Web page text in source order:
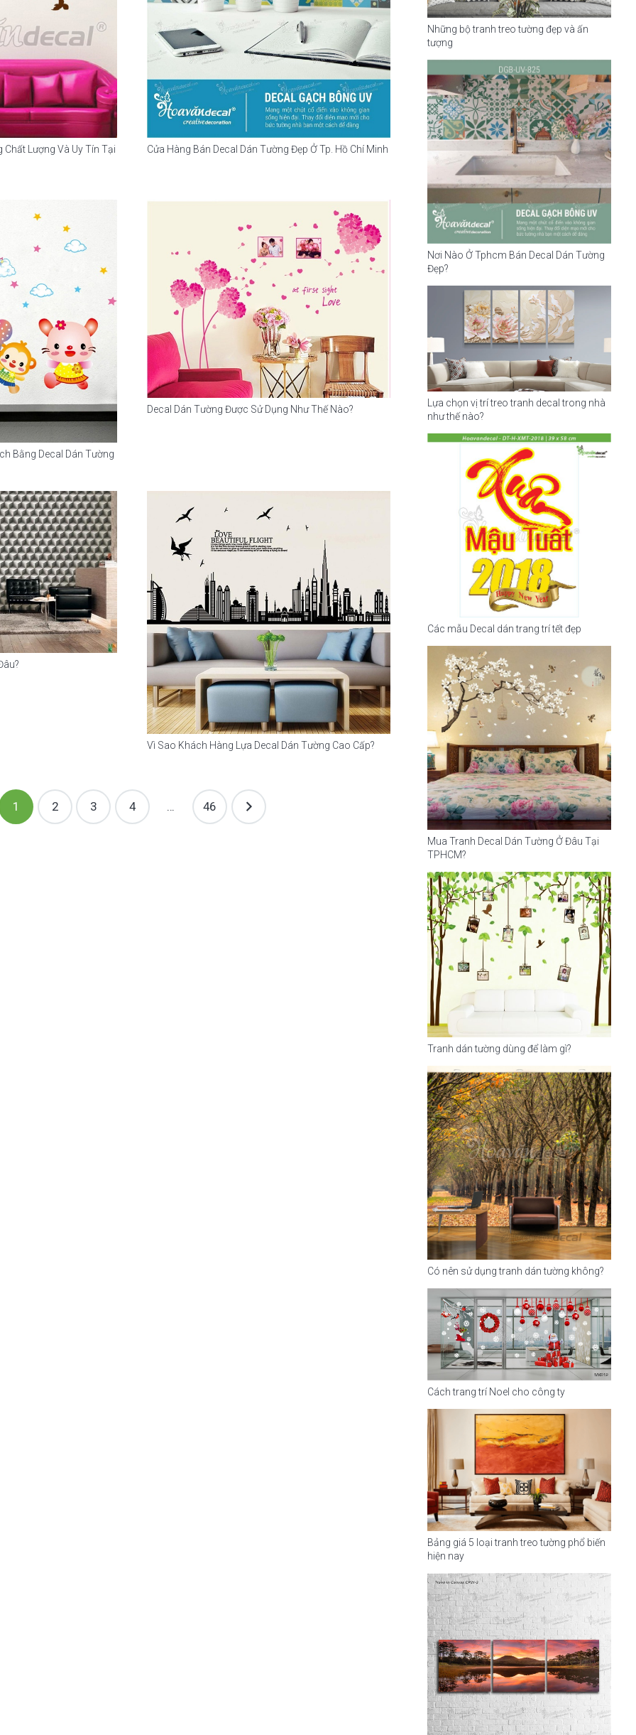
Lượng Và Uy Tín Tại
Cửa Hàng Bán Decal Dán Tường Đẹp Ở Tp. Hồ Chí Minh
Bằng Decal Dán Tường
Decal Dán Tường Được Sử Dụng Như Thế Nào?
Vì Sao Khách Hàng Lựa Decal Dán Tường Cao Cấp?
1 2 3 4 … 46
Những bộ tranh treo tường đẹp và ấn
tượng
Nơi Nào Ở Tphcm Bán Decal Dán Tường
Đẹp?
Lựa chọn vị trí treo tranh decal trong nhà
như thế nào?
Các mẫu Decal dán trang trí tết đẹp
Mua Tranh Decal Dán Tường Ở Đâu Tại
TPHCM?
Tranh dán tường dùng để làm gì?
Có nên sử dụng tranh dán tường không?
Cách trang trí Noel cho công ty
Bảng giá 5 loại tranh treo tường phổ biến
hiện nay